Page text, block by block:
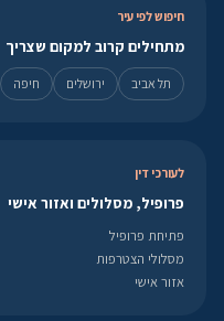
חיפוש לפי עיר
מתחילים קרוב למקום שצריך
תל אביב ירושלים חיפה
לעורכי דין
פרופיל, מסלולים ואזור אישי
פתיחת פרופיל
מסלולי הצטרפות
אזור אישי